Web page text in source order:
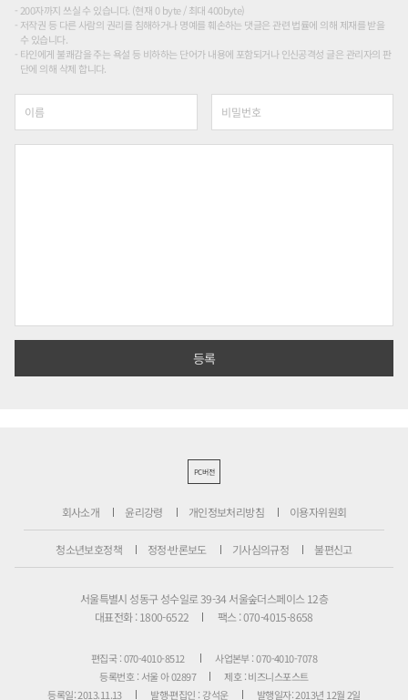
200자까지 쓰실 수 있습니다. (현재 0 byte / 최대 400byte)
저작권 등 다른 사람의 권리를 침해하거나 명예를 훼손하는 댓글은 관련 법률에 의해 제재를 받을
수 있습니다.
타인에게 불쾌감을 주는 욕설 등 비하하는 단어가 내용에 포함되거나 인신공격성 글은 관리자의 판
단에 의해 삭제 합니다.
PC버전
회사소개 윤리강령 개인정보처리방침 이용자위원회
청소년보호정책 정정·반론보도 기사심의규정 불편신고
서울특별시 성동구 성수일로 39-34 서울숲더스페이스 12층
대표전화 : 1800-6522
팩스 : 070-4015-8658
편집국 : 070-4010-8512
사업본부 : 070-4010-7078
등록번호 : 서울 아 02897
제호 : 비즈니스포스트
등록일: 2013.11.13
발행·편집인 : 강석운 발행일자: 2013년 12월 2일